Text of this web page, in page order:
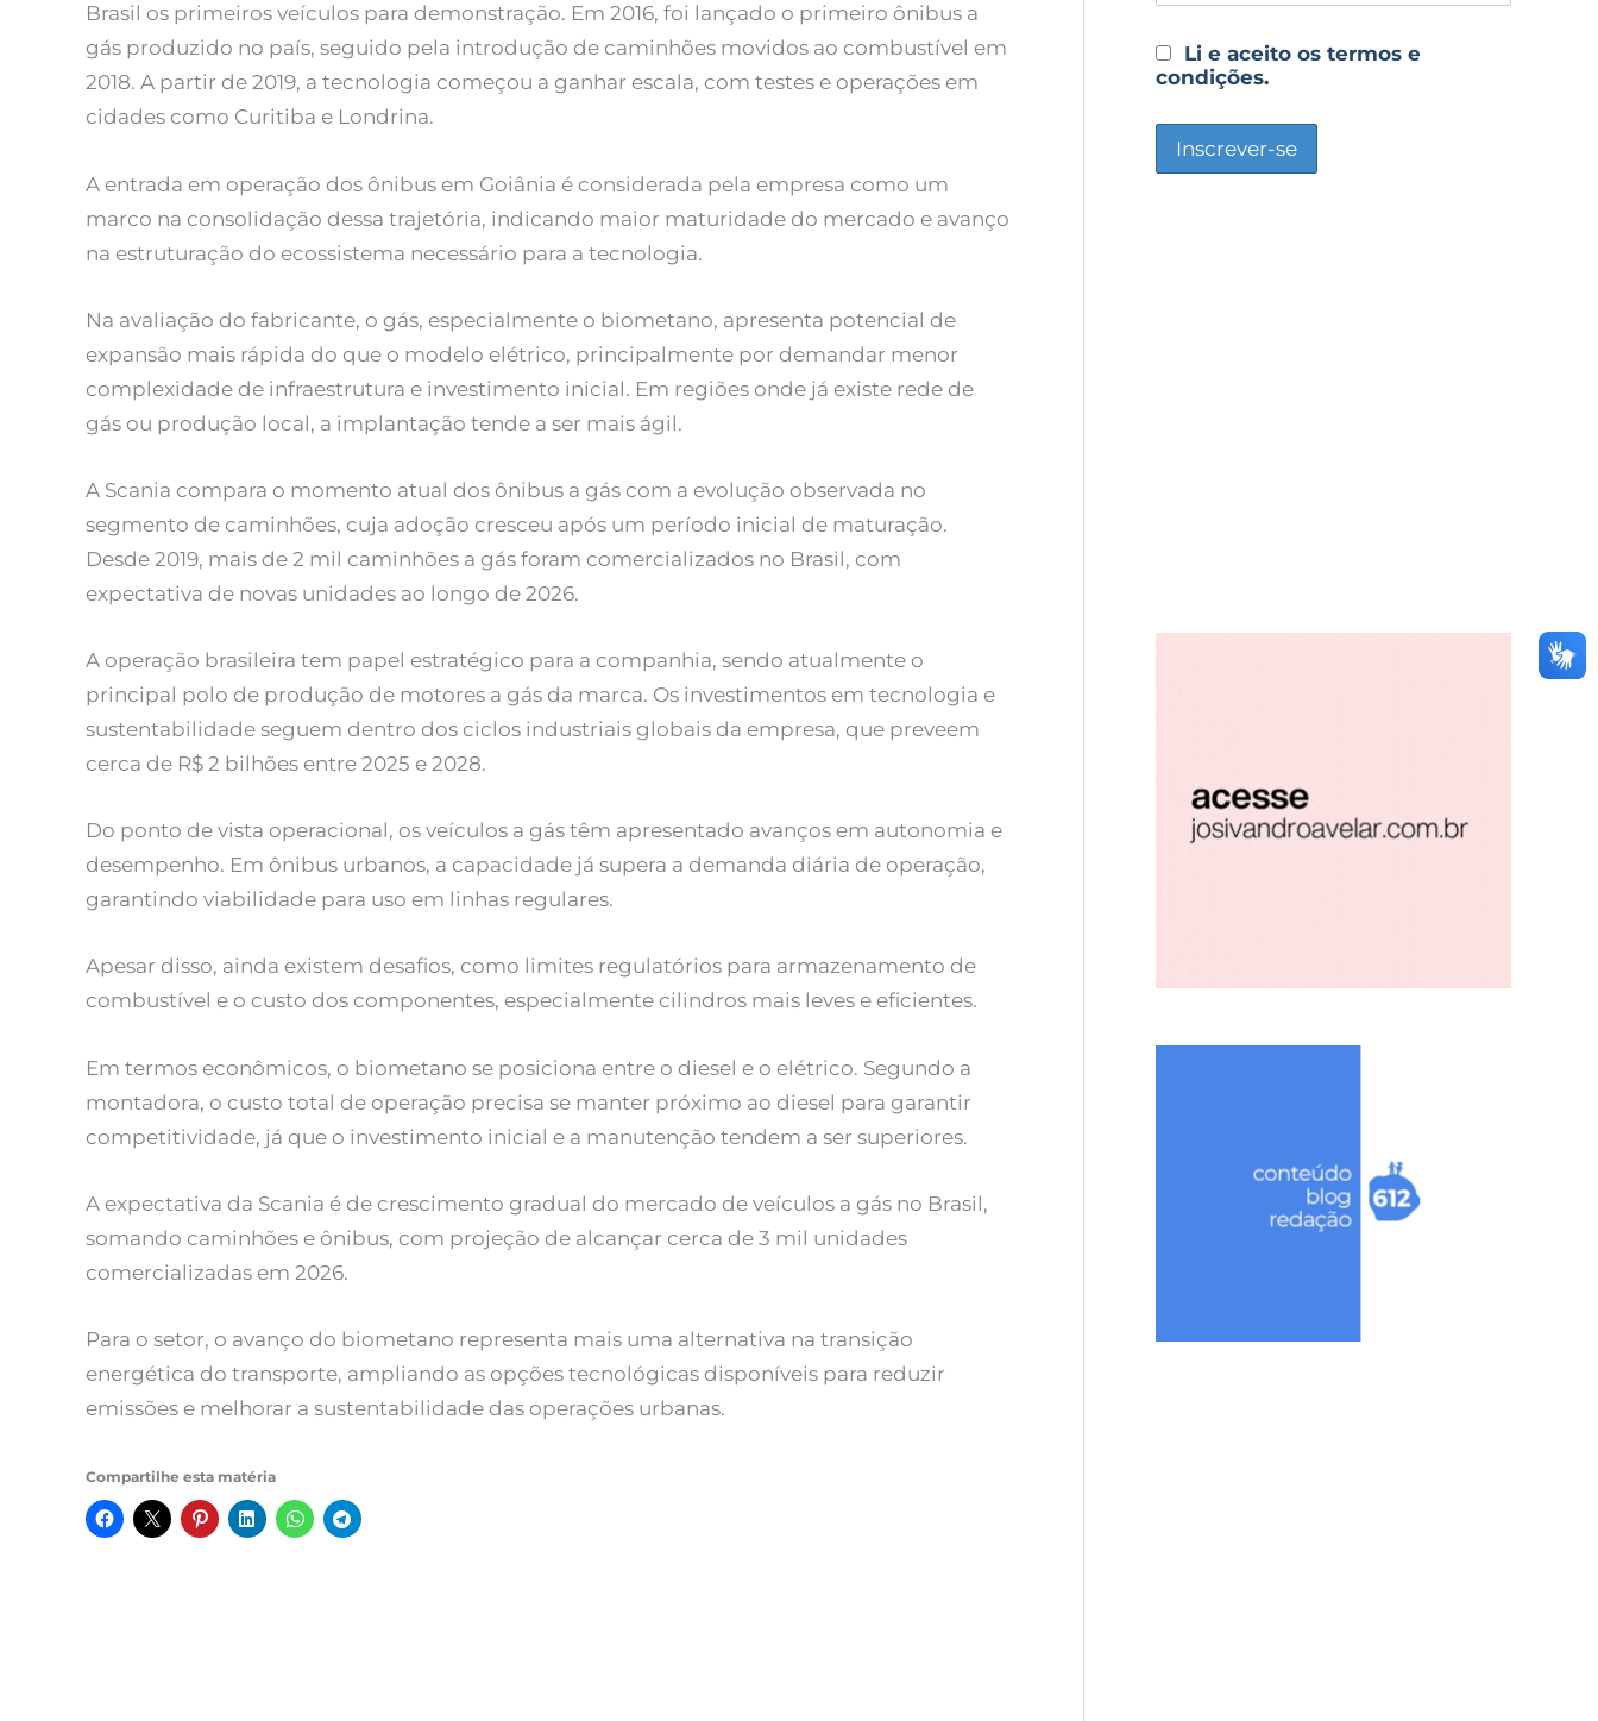
Brasil os primeiros veículos para demonstração. Em 2016, foi lançado o primeiro ônibus a
gás produzido no país, seguido pela introdução de caminhões movidos ao combustível em
2018. A partir de 2019, a tecnologia começou a ganhar escala, com testes e operações em
cidades como Curitiba e Londrina.
A entrada em operação dos ônibus em Goiânia é considerada pela empresa como um
marco na consolidação dessa trajetória, indicando maior maturidade do mercado e avanço
na estruturação do ecossistema necessário para a tecnologia.
Na avaliação do fabricante, o gás, especialmente o biometano, apresenta potencial de
expansão mais rápida do que o modelo elétrico, principalmente por demandar menor
complexidade de infraestrutura e investimento inicial. Em regiões onde já existe rede de
gás ou produção local, a implantação tende a ser mais ágil.
A Scania compara o momento atual dos ônibus a gás com a evolução observada no
segmento de caminhões, cuja adoção cresceu após um período inicial de maturação.
Desde 2019, mais de 2 mil caminhões a gás foram comercializados no Brasil, com
expectativa de novas unidades ao longo de 2026.
A operação brasileira tem papel estratégico para a companhia, sendo atualmente o
principal polo de produção de motores a gás da marca. Os investimentos em tecnologia e
sustentabilidade seguem dentro dos ciclos industriais globais da empresa, que preveem
cerca de R$ 2 bilhões entre 2025 e 2028.
Do ponto de vista operacional, os veículos a gás têm apresentado avanços em autonomia e
desempenho. Em ônibus urbanos, a capacidade já supera a demanda diária de operação,
garantindo viabilidade para uso em linhas regulares.
Apesar disso, ainda existem desafios, como limites regulatórios para armazenamento de
combustível e o custo dos componentes, especialmente cilindros mais leves e eficientes.
Em termos econômicos, o biometano se posiciona entre o diesel e o elétrico. Segundo a
montadora, o custo total de operação precisa se manter próximo ao diesel para garantir
competitividade, já que o investimento inicial e a manutenção tendem a ser superiores.
A expectativa da Scania é de crescimento gradual do mercado de veículos a gás no Brasil,
somando caminhões e ônibus, com projeção de alcançar cerca de 3 mil unidades
comercializadas em 2026.
Para o setor, o avanço do biometano representa mais uma alternativa na transição
energética do transporte, ampliando as opções tecnológicas disponíveis para reduzir
emissões e melhorar a sustentabilidade das operações urbanas.
Compartilhe esta matéria
Li e aceito os termos e
condições.